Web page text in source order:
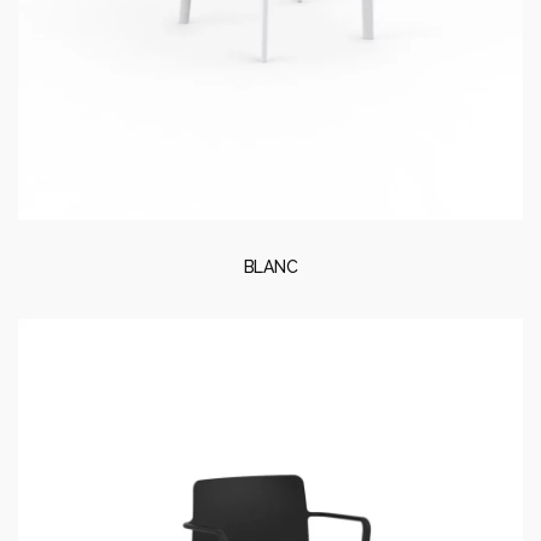
BLANC